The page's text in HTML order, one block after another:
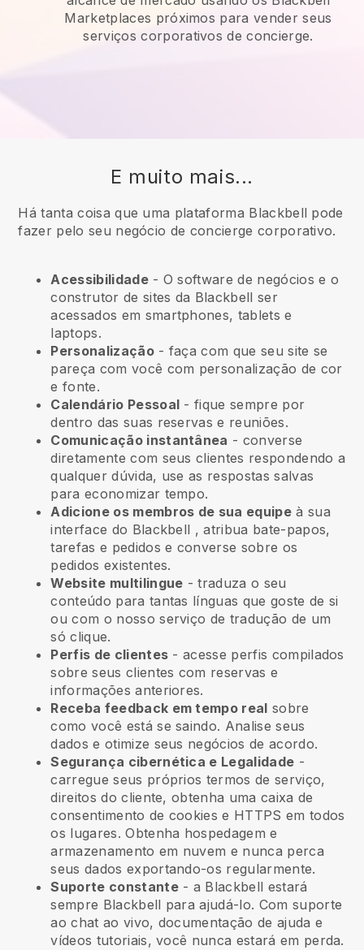
Marketplaces próximos para vender seus
serviços corporativos de concierge.
E muito mais...
Há tanta coisa que uma plataforma Blackbell pode
fazer pelo seu negócio de concierge corporativo.
Acessibilidade- O software de negócios e o
construtor de sites da Blackbell ser
acessados em smartphones, tablets e
laptops.
Personalização- faça com que seu site se
pareça com você com personalização de cor
e fonte.
Calendário Pessoal - fique sempre por
dentro das suas reservas e reuniões.
Comunicação instantânea - converse
diretamente com seus clientes respondendo a
qualquer dúvida, use as respostas salvas
para economizar tempo.
Adicione os membros de sua equipeà sua
interface do Blackbell , atribua bate-papos,
tarefas e pedidos e converse sobre os
pedidos existentes.
Website multilingue - traduza o seu
conteúdo para tantas línguas que goste de si
ou com o nosso serviço de tradução de um
só clique.
Perfis de clientes - acesse perfis compilados
sobre seus clientes com reservas e
informações anteriores.
Receba feedback em tempo real sobre
como você está se saindo. Analise seus
dados e otimize seus negócios de acordo.
Segurança cibernética e Legalidade -
carregue seus próprios termos de serviço,
direitos do cliente, obtenha uma caixa de
consentimento de cookies e HTTPS em todos
os lugares. Obtenha hospedagem e
armazenamento em nuvem e nunca perca
seus dados exportando-os regularmente.
Suporte constante- a Blackbell estará
sempre Blackbell para ajudá-lo. Com suporte
ao chat ao vivo, documentação de ajuda e
vídeos tutoriais, você nunca estará em perda.